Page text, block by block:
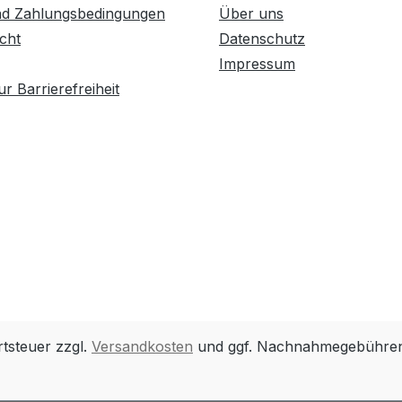
Zahlungsbedingungen
Barrierefreiheit
Über uns
Datenschutz
Impressum
zzgl. Versandkosten und ggf.